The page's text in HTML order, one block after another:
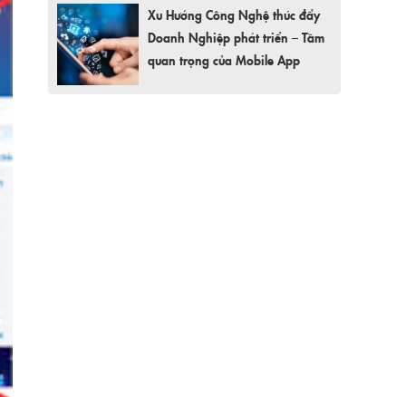
Xu Hướng Công Nghệ thúc đẩy
Doanh Nghiệp phát triển – Tầm
quan trọng của Mobile App